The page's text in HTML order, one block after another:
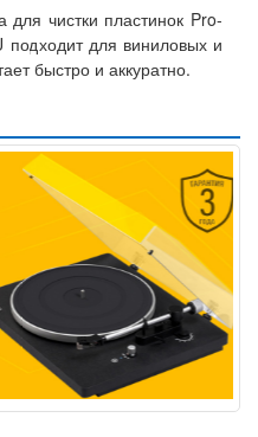
чистки пластинок Pro-
подходит для виниловых и
быстро и аккуратно.